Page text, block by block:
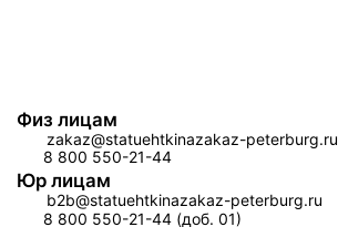
Физ лицам
zakaz@statuehtkinazakaz-peterburg.ru
8 800 550-21-44
Юр лицам
b2b@statuehtkinazakaz-peterburg.ru
8 800 550-21-44 (доб. 01)